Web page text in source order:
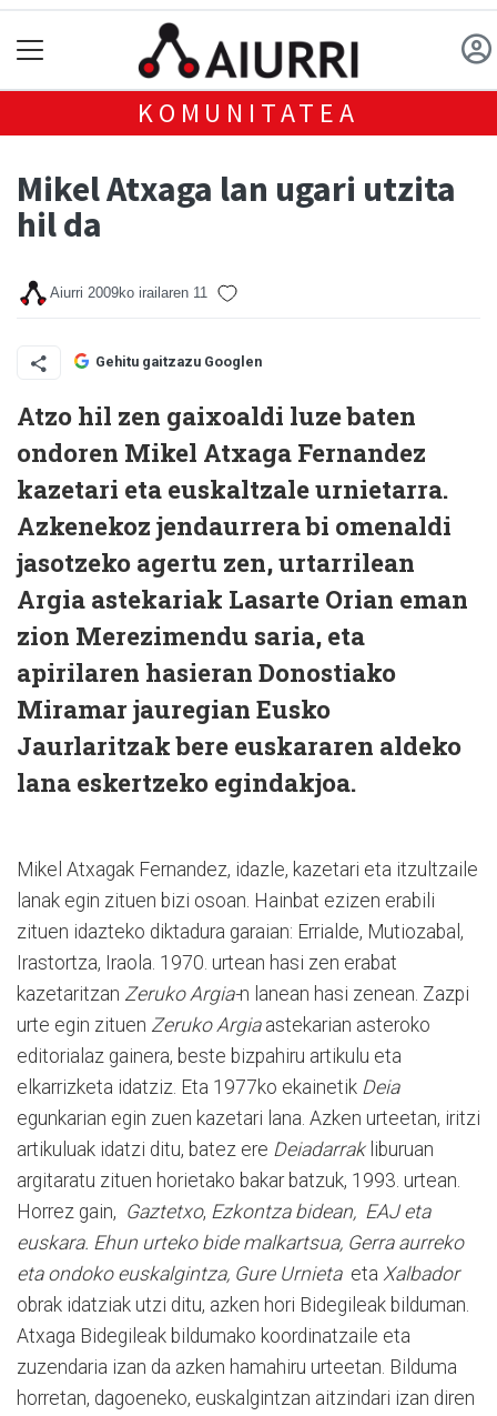
KOMUNITATEA
Mikel Atxaga lan ugari utzita
hil da
Aiurri 2009ko irailaren 11
Gehitu gaitzazu Googlen
Atzo hil zen gaixoaldi luze baten
ondoren Mikel Atxaga Fernandez
kazetari eta euskaltzale urnietarra.
Azkenekoz jendaurrera bi omenaldi
jasotzeko agertu zen, urtarrilean
Argia astekariak Lasarte Orian eman
zion Merezimendu saria, eta
apirilaren hasieran Donostiako
Miramar jauregian Eusko
Jaurlaritzak bere euskararen aldeko
lana eskertzeko egindakjoa.
Mikel Atxagak Fernandez, idazle, kazetari eta itzultzaile
lanak egin zituen bizi osoan. Hainbat ezizen erabili
zituen idazteko diktadura garaian: Errialde, Mutiozabal,
Irastortza, Iraola. 1970. urtean hasi zen erabat
kazetaritzan Zeruko Argia-n lanean hasi zenean. Zazpi
urte egin zituen Zeruko Argiaastekarian asteroko
editorialaz gainera, beste bizpahiru artikulu eta
elkarrizketa idatziz. Eta 1977ko ekainetik Deia
egunkarian egin zuen kazetari lana. Azken urteetan, iritzi
artikuluak idatzi ditu, batez ere Deiadarrakliburuan
argitaratu zituen horietako bakar batzuk, 1993. urtean.
Horrez gain, Gaztetxo, Ezkontza bidean, EAJ eta
euskara. Ehun urteko bide malkartsua, Gerra aurreko
eta ondoko euskalgintza, Gure Urnieta eta Xalbador
obrak idatziak utzi ditu, azken hori Bidegileak bilduman.
Atxaga Bidegileak bildumako koordinatzaile eta
zuzendaria izan da azken hamahiru urteetan. Bilduma
horretan, dagoeneko, euskalgintzan aitzindari izan diren